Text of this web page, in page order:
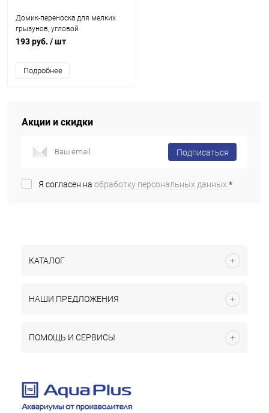
Домик-переноска для мелких
грызунов, угловой
(140х100х60выс/мм),
193 руб. / шт
Подробнее
Акции и скидки
Подписаться
Я согласен на обработку персональных данных.*
КАТАЛОГ
НАШИ ПРЕДЛОЖЕНИЯ
ПОМОЩЬ И СЕРВИСЫ